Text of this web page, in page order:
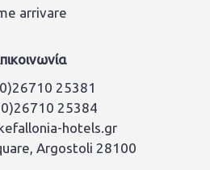
arrivare
25381
25384
hotels.gr
Argostoli 28100